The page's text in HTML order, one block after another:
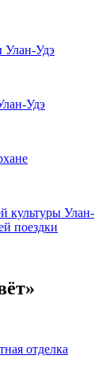
Улан-Удэ
Удэ
культуры Улан-
поездки
отделка